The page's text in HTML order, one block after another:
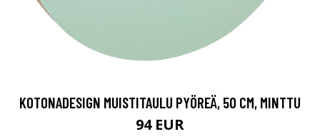
KOTONADESIGN MUISTITAULU PYÖREÄ, 50 CM, MINTTU
94 EUR